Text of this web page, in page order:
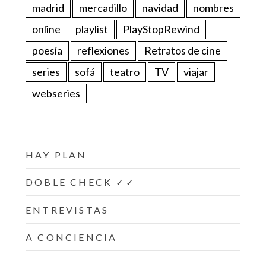
madrid
mercadillo navidad
nombres
online
playlist
PlayStopRewind
poesía
reflexiones
Retratos de cine
series
sofá teatro TV
viajar
webseries
HAY PLAN
DOBLE CHECK ✓✓
ENTREVISTAS
A CONCIENCIA